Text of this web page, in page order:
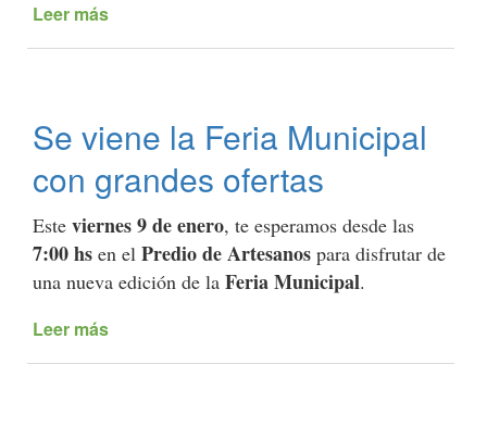
Leer más
Caldera
creó
la
figura
de
guías
de
el
Se viene la Feria Municipal
con grandes ofertas
Este viernes 9 de enero, te esperamos desde las
7:00 hs en el Predio de Artesanos para disfrutar de
una nueva edición de la Feria Municipal.
Leer más